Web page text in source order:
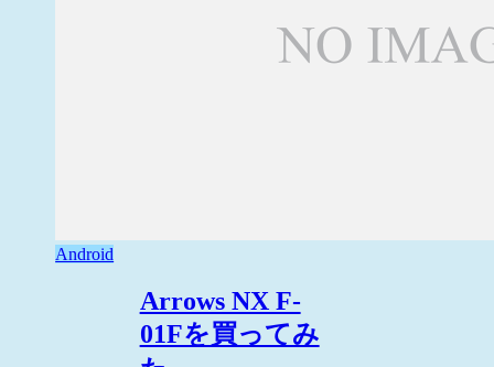
Android
Arrows NX F-
01Fを買ってみ